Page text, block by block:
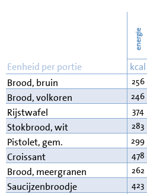
energie
Eenheid per portie kcal
Brood, bruin
256
Brood, volkoren 246
Rijstwafel 374
Stokbrood, wit 283
Pistolet, gem. 299
Croissant 478
Brood, meergranen 262
Saucijzenbroodje 423